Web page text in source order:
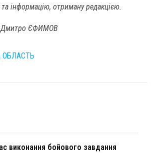
інформацію, отриману редакцією.
ЄФИМОВ
ОБЛАСТЬ
виконання бойового завдання